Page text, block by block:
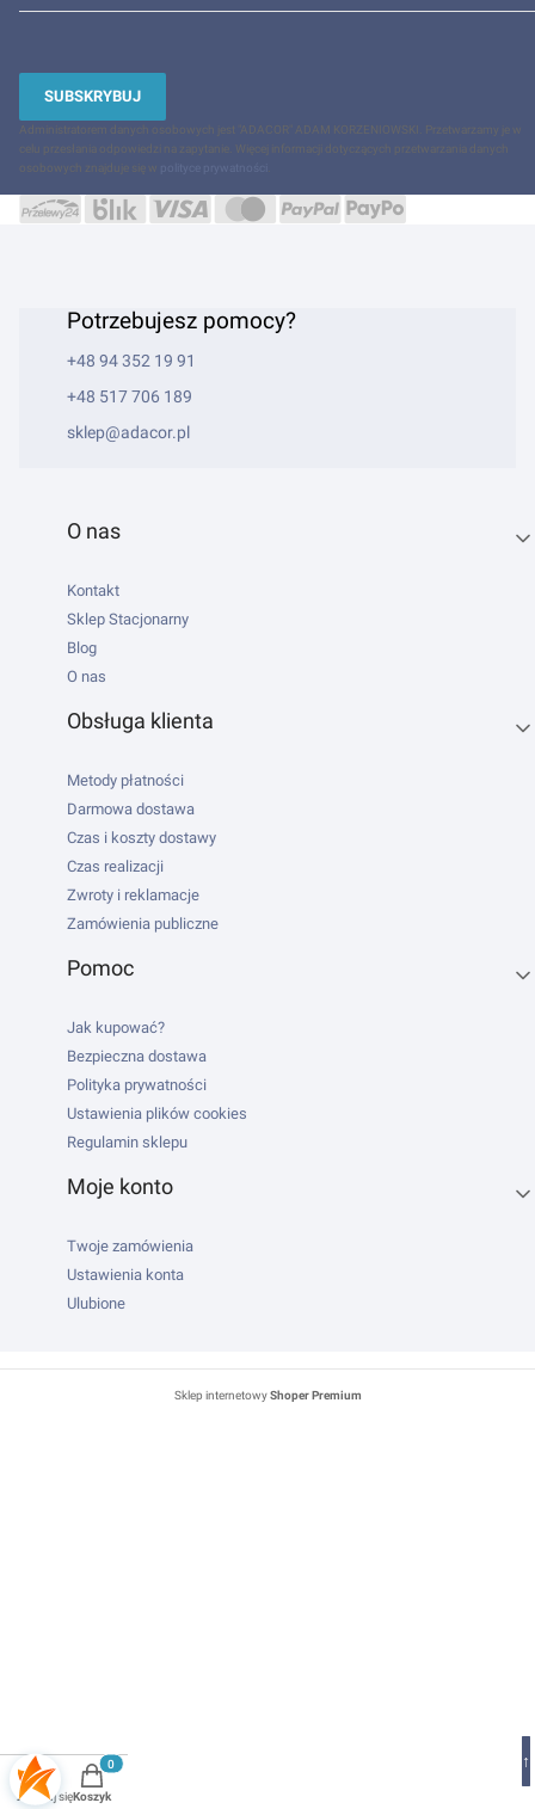
SUBSKRYBUJ
Administratorem danych osobowych jest "ADACOR" ADAM KORZENIOWSKI. Przetwarzamy je w
celu przesłania odpowiedzi na zapytanie. Więcej informacji dotyczących przetwarzania danych
osobowych znajduje się w
Potrzebujesz pomocy?
+48 94 352 19 91
+48 517 706 189
sklep@adacor.pl
Linki w stopce
O nas
Kontakt
Sklep Stacjonarny
Blog
O nas
Obsługa klienta
Metody płatności
Darmowa dostawa
Czas i koszty dostawy
Czas realizacji
Zwroty i reklamacje
Zamówienia publiczne
Pomoc
Jak kupować?
Bezpieczna dostawa
Polityka prywatności
Ustawienia plików cookies
Regulamin sklepu
Moje konto
Twoje zamówienia
Ustawienia konta
Ulubione
Sklep internetowyShoper Premium
↑
Zaloguj się
Produkty w koszyku: 0. Zobacz szczegóły
Koszyk